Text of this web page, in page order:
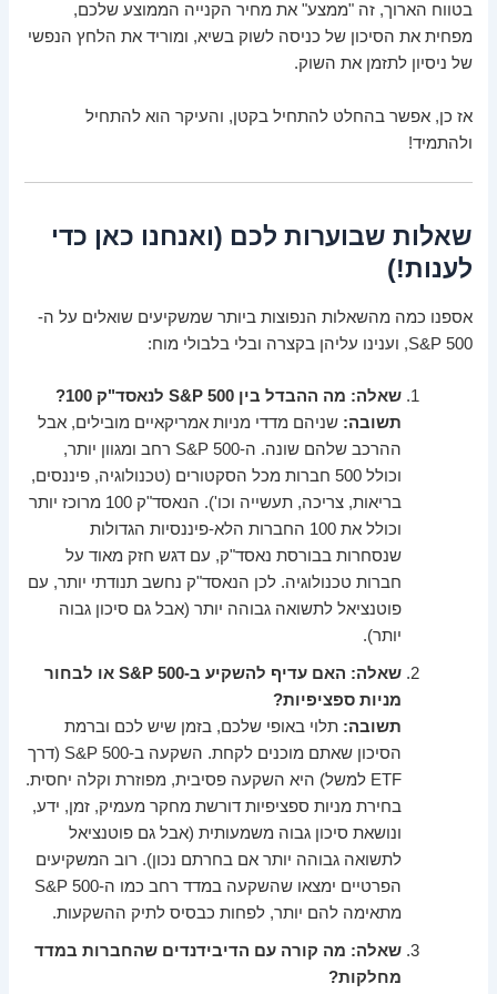
בטווח הארוך, זה "ממצע" את מחיר הקנייה הממוצע שלכם,
מפחית את הסיכון של כניסה לשוק בשיא, ומוריד את הלחץ הנפשי
של ניסיון לתזמן את השוק.
אז כן, אפשר בהחלט להתחיל בקטן, והעיקר הוא להתחיל
ולהתמיד!
שאלות שבוערות לכם (ואנחנו כאן כדי
לענות!)
אספנו כמה מהשאלות הנפוצות ביותר שמשקיעים שואלים על ה-
S&P 500, וענינו עליהן בקצרה ובלי בלבולי מוח:
שאלה: מה ההבדל בין S&P 500 לנאסד"ק 100?
תשובה: שניהם מדדי מניות אמריקאיים מובילים, אבל
ההרכב שלהם שונה. ה-S&P 500 רחב ומגוון יותר,
וכולל 500 חברות מכל הסקטורים (טכנולוגיה, פיננסים,
בריאות, צריכה, תעשייה וכו'). הנאסד"ק 100 מרוכז יותר
וכולל את 100 החברות הלא-פיננסיות הגדולות
שנסחרות בבורסת נאסד"ק, עם דגש חזק מאוד על
חברות טכנולוגיה. לכן הנאסד"ק נחשב תנודתי יותר, עם
פוטנציאל לתשואה גבוהה יותר (אבל גם סיכון גבוה
יותר).
שאלה: האם עדיף להשקיע ב-S&P 500 או לבחור
מניות ספציפיות?
תשובה: תלוי באופי שלכם, בזמן שיש לכם וברמת
הסיכון שאתם מוכנים לקחת. השקעה ב-S&P 500 (דרך
ETF למשל) היא השקעה פסיבית, מפוזרת וקלה יחסית.
בחירת מניות ספציפיות דורשת מחקר מעמיק, זמן, ידע,
ונושאת סיכון גבוה משמעותית (אבל גם פוטנציאל
לתשואה גבוהה יותר אם בחרתם נכון). רוב המשקיעים
הפרטיים ימצאו שהשקעה במדד רחב כמו ה-S&P 500
מתאימה להם יותר, לפחות כבסיס לתיק ההשקעות.
שאלה: מה קורה עם הדיבידנדים שהחברות במדד
מחלקות?